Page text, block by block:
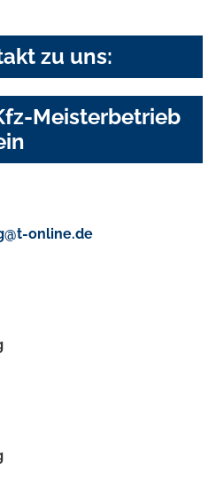
zu uns:
Meisterbetrieb
online.de